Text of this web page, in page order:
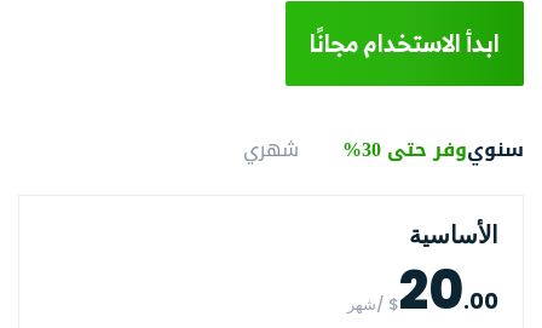
ابدأ الاستخدام مجانًا
سنويوفر حتى 30% شهري
الأساسية
20.00 $ /شهر